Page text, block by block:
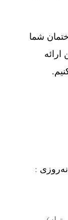
شما
ارائه
: